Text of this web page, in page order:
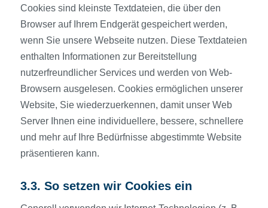
Cookies sind kleinste Textdateien, die über den
Browser auf Ihrem Endgerät gespeichert werden,
wenn Sie unsere Webseite nutzen. Diese Textdateien
enthalten Informationen zur Bereitstellung
nutzerfreundlicher Services und werden von Web-
Browsern ausgelesen. Cookies ermöglichen unserer
Website, Sie wiederzuerkennen, damit unser Web
Server Ihnen eine individuellere, bessere, schnellere
und mehr auf Ihre Bedürfnisse abgestimmte Website
präsentieren kann.
3.3. So setzen wir Cookies ein